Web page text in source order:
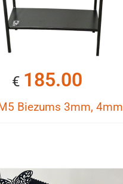
€ 185.00
Biezums 3mm, 4mm